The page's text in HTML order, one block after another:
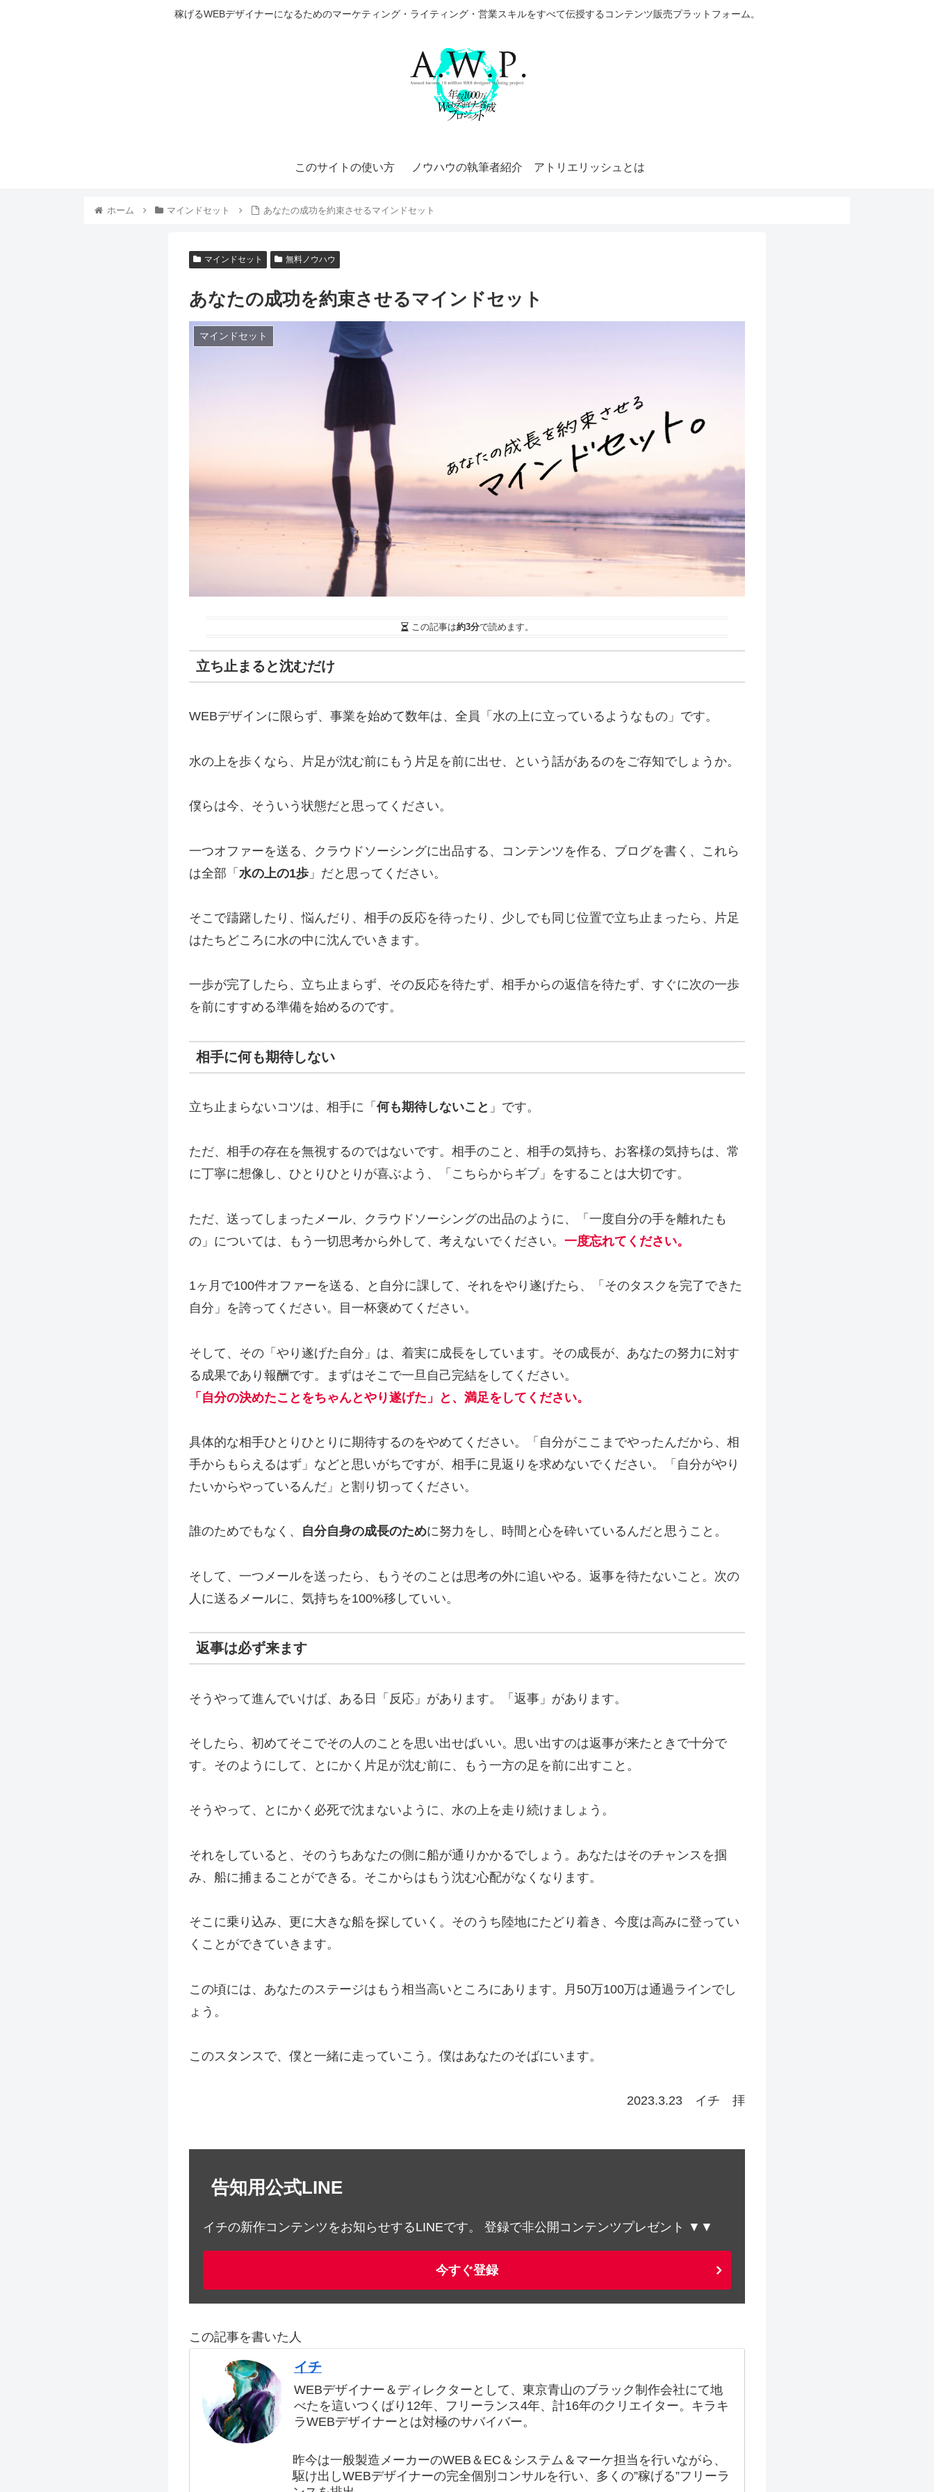
稼げるWEBデザイナーになるためのマーケティング・ライティング・営業スキルをすべて伝授するコンテンツ販売プラットフォーム。
このサイトの使い方 ノウハウの執筆者紹介 アトリエリッシュとは
ホーム マインドセット あなたの成功を約束させるマインドセット
マインドセット 無料ノウハウ
あなたの成功を約束させるマインドセット
マインドセット
この記事は約3分で読めます。
立ち止まると沈むだけ
WEBデザインに限らず、事業を始めて数年は、全員「水の上に立っているようなもの」です。
水の上を歩くなら、片足が沈む前にもう片足を前に出せ、という話があるのをご存知でしょうか。
僕らは今、そういう状態だと思ってください。
一つオファーを送る、クラウドソーシングに出品する、コンテンツを作る、ブログを書く、これら
は全部「 水の上の1歩 」だと思ってください。
そこで躊躇したり、悩んだり、相手の反応を待ったり、少しでも同じ位置で立ち止まったら、片足
はたちどころに水の中に沈んでいきます。
一歩が完了したら、立ち止まらず、その反応を待たず、相手からの返信を待たず、すぐに次の一歩
を前にすすめる準備を始めるのです。
相手に何も期待しない
立ち止まらないコツは、相手に「 何も期待しないこと 」です。
ただ、相手の存在を無視するのではないです。相手のこと、相手の気持ち、お客様の気持ちは、常
に丁寧に想像し、ひとりひとりが喜ぶよう、「こちらからギブ」をすることは大切です。
ただ、送ってしまったメール、クラウドソーシングの出品のように、「一度自分の手を離れたも
の」については、もう一切思考から外して、考えないでください。 一度忘れてください。
1ヶ月で100件オファーを送る、と自分に課して、それをやり遂げたら、「そのタスクを完了できた
自分」を誇ってください。目一杯褒めてください。
そして、その「やり遂げた自分」は、着実に成長をしています。その成長が、あなたの努力に対す
る成果であり報酬です。まずはそこで一旦自己完結をしてください。
「自分の決めたことをちゃんとやり遂げた」と、満足をしてください。
具体的な相手ひとりひとりに期待するのをやめてください。「自分がここまでやったんだから、相
手からもらえるはず」などと思いがちですが、相手に見返りを求めないでください。「自分がやり
たいからやっているんだ」と割り切ってください。
誰のためでもなく、 自分自身の成長のために努力をし、時間と心を砕いているんだと思うこと。
そして、一つメールを送ったら、もうそのことは思考の外に追いやる。返事を待たないこと。次の
人に送るメールに、気持ちを100%移していい。
返事は必ず来ます
そうやって進んでいけば、ある日「反応」があります。「返事」があります。
そしたら、初めてそこでその人のことを思い出せばいい。思い出すのは返事が来たときで十分で
す。そのようにして、とにかく片足が沈む前に、もう一方の足を前に出すこと。
そうやって、とにかく必死で沈まないように、水の上を走り続けましょう。
それをしていると、そのうちあなたの側に船が通りかかるでしょう。あなたはそのチャンスを掴
み、船に捕まることができる。そこからはもう沈む心配がなくなります。
そこに乗り込み、更に大きな船を探していく。そのうち陸地にたどり着き、今度は高みに登ってい
くことができていきます。
この頃には、あなたのステージはもう相当高いところにあります。月50万100万は通過ラインでし
ょう。
このスタンスで、僕と一緒に走っていこう。僕はあなたのそばにいます。
2023.3.23 イチ 拝
告知用公式LINE
イチの新作コンテンツをお知らせするLINEです。 登録で非公開コンテンツプレゼント ▼▼
今すぐ登録
この記事を書いた人
イチ
WEBデザイナー＆ディレクターとして、東京青山のブラック制作会社にて地
べたを這いつくばり12年、フリーランス4年、計16年のクリエイター。キラキ
ラWEBデザイナーとは対極のサバイバー。
昨今は一般製造メーカーのWEB＆EC＆システム＆マーケ担当を行いながら、
駆け出しWEBデザイナーの完全個別コンサルを行い、多くの”稼げる”フリーラ